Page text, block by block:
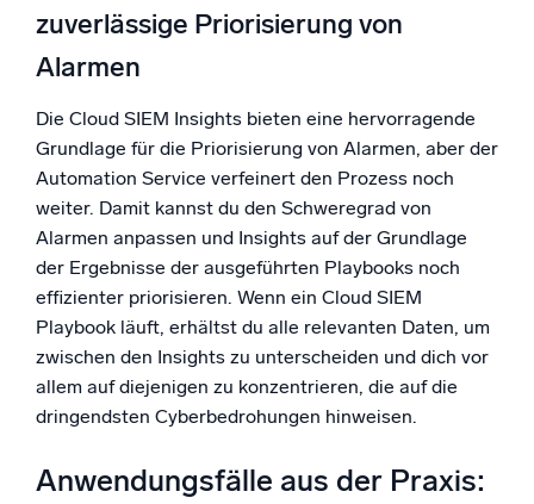
zuverlässige Priorisierung von
Alarmen
Die Cloud SIEM Insights bieten eine hervorragende
Grundlage für die Priorisierung von Alarmen, aber der
Automation Service verfeinert den Prozess noch
weiter. Damit kannst du den Schweregrad von
Alarmen anpassen und Insights auf der Grundlage
der Ergebnisse der ausgeführten Playbooks noch
effizienter priorisieren. Wenn ein Cloud SIEM
Playbook läuft, erhältst du alle relevanten Daten, um
zwischen den Insights zu unterscheiden und dich vor
allem auf diejenigen zu konzentrieren, die auf die
dringendsten Cyberbedrohungen hinweisen.
Anwendungsfälle aus der Praxis: